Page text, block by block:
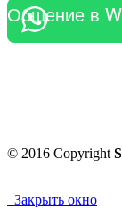
Общение в
© 2016 Copyright
Закрыть окно